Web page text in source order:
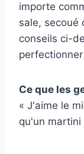
importe
sale, secoué
conseils ci-
Ce que les
« J'aime le
qu'un martini